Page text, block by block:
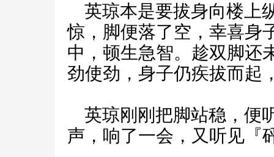
英琼本是要拔身向楼上
惊，脚便落了空，幸喜身
中，顿生急智。趁双脚还
劲使劲，身子仍疾拔而起
英琼刚刚把脚站稳，便
声，响了一会，又听见『